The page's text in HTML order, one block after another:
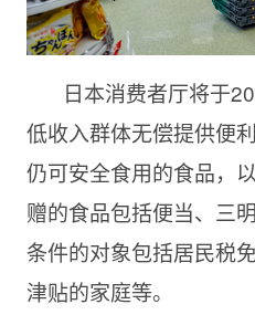
日本消费者厅将于
低收入群体无偿提供便
仍可安全食用的食品，
赠的食品包括便当、三
条件的对象包括居民税
津贴的家庭等。